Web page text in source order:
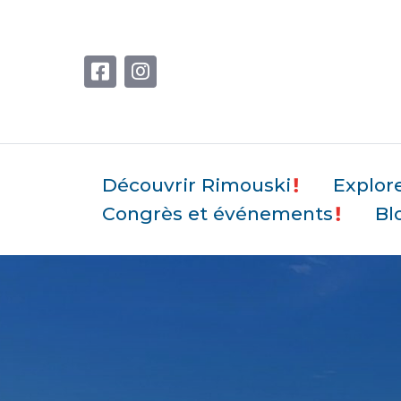
Découvrir Rimouski
Congrès et événements